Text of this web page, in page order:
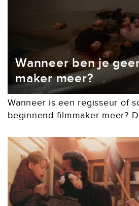
Wanneer ben je
maker meer?
Wanneer is een regisseur of
beginnend filmmaker meer?
aanmerking kom voor de
talentontwikkelingstrajecten,...